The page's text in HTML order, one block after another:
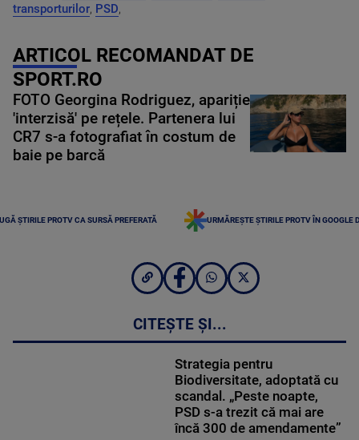
transporturilor, PSD,
ARTICOL RECOMANDAT DE
SPORT.RO
FOTO Georgina Rodriguez, apariție
'interzisă' pe rețele. Partenera lui
CR7 s-a fotografiat în costum de
baie pe barcă
ȘTIRILE PROTV CA SURSĂ PREFERATĂ URMĂREȘTE ȘTIRILE PROTV ÎN GOOGLE
CITEȘTE ȘI...
Strategia pentru
Biodiversitate, adoptată cu
scandal. „Peste noapte,
PSD s-a trezit că mai are
încă 300 de amendamente”